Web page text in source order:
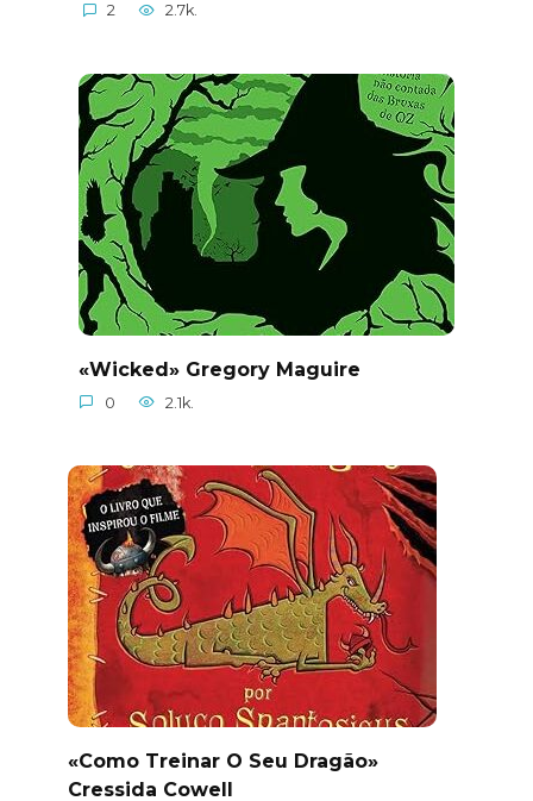
2 2.7k.
«Wicked» Gregory Maguire
0 2.1k.
«Como Treinar O Seu Dragão»
Cressida Cowell